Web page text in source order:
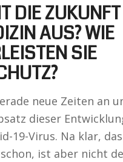
DIE
AUS? WIE
SIE
neue Zeiten an
dieser
19-Virus. Na klar, das
ist aber nicht